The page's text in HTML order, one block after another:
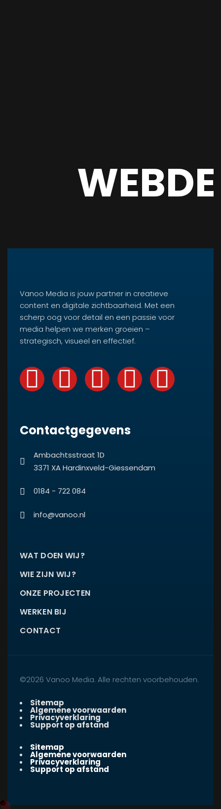
Vanoo Media is jouw partner in creatieve
content en digitale zichtbaarheid. Met een
scherp oog voor detail en een passie voor
media helpen we merken groeien –
strategisch, visueel en effectief.
Contactgegevens
Ambachtsstraat 1D
3371 XA Hardinxveld-Giessendam
0184 - 722 084
info@vanoo.nl
WAT DOEN WIJ?
WIE ZIJN WIJ?
ONZE PROJECTEN
WERKEN BIJ
CONTACT
©2026 Vanoo Media. Alle rechten voorbehouden.
Sitemap
Algemene voorwaarden
Privacyverklaring
Support op afstand
Sitemap
Algemene voorwaarden
Privacyverklaring
Support op afstand